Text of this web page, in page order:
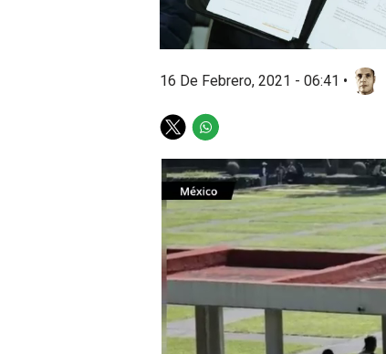
16 De Febrero, 2021 - 06:41 •
T
w
i
e
r
W
h
a
t
s
a
p
p